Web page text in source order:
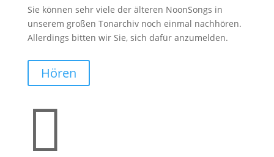
Sie können sehr viele der älteren NoonSongs in
unserem großen Tonarchiv noch einmal nachhören.
Allerdings bitten wir Sie, sich dafür anzumelden.
Hören
